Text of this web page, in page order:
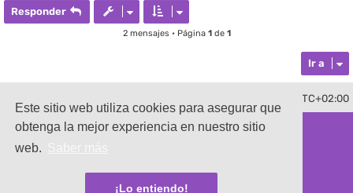
Este sitio web utiliza cookies para asegurar que
obtenga la mejor experiencia en nuestro sitio
web.
¡Lo entiendo!
Responder
2 mensajes • Página 1de 1
Ir a
UTC+02:00
Desarrollado porphpBB® Forum Software © phpBB Limited
damaïo ©